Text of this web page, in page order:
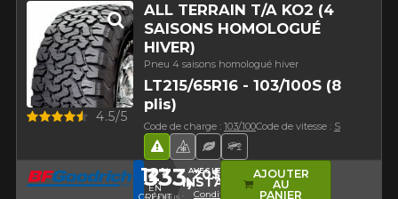
ALL TERRAIN T/A KO2 (4
SAISONS HOMOLOGUÉ
HIVER)
Pneu 4 saisons homologué hiver
LT215/65R16 - 103/100S (8
plis)
Code de charge : 103/100Code de vitesse : S
Pneu 4 saisons homologué
Pneu écologique
Hasard routierPneu Hors-Route
Aperçu 4.5/5
12%
EN
CRÉDIT
AVEC LE CODE
INSTALL12
Conditions
333,20$
4 pneus :
AJOUTER
AU
PANIER